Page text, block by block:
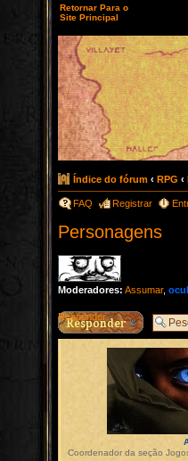
Retornar Para o
Site Principal
Índice do fórum ‹ RPG ‹
FAQ Registrar
Personagens
Moderadores: Assumar,
Responder
Coordenador da seção